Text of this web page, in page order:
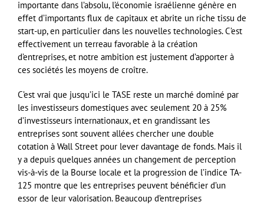
importante dans l’absolu, l’économie israélienne génère en
effet d’importants flux de capitaux et abrite un riche tissu de
start-up, en particulier dans les nouvelles technologies. C’est
effectivement un terreau favorable à la création
d’entreprises, et notre ambition est justement d’apporter à
ces sociétés les moyens de croître.
C’est vrai que jusqu’ici le TASE reste un marché dominé par
les investisseurs domestiques avec seulement 20 à 25%
d’investisseurs internationaux, et en grandissant les
entreprises sont souvent allées chercher une double
cotation à Wall Street pour lever davantage de fonds. Mais il
y a depuis quelques années un changement de perception
vis-à-vis de la Bourse locale et la progression de l’indice TA-
125 montre que les entreprises peuvent bénéficier d’un
essor de leur valorisation. Beaucoup d’entreprises